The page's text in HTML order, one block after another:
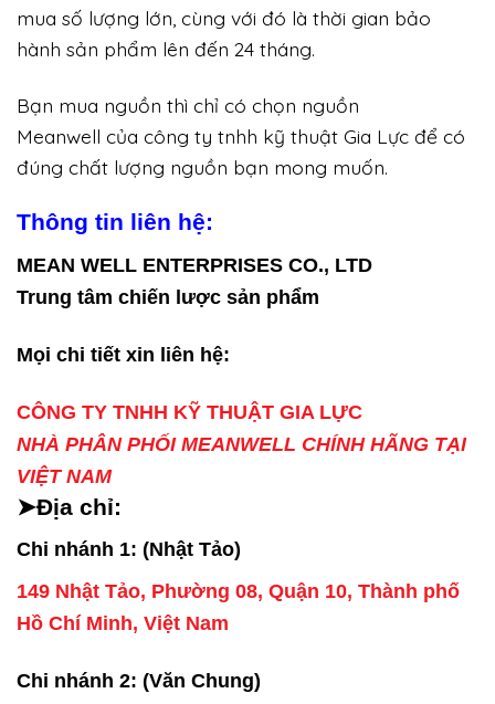
mua số lượng lớn, cùng với đó là thời gian bảo
hành sản phẩm lên đến 24 tháng.
Bạn mua nguồn thì chỉ có chọn nguồn
Meanwell của công ty tnhh kỹ thuật Gia Lực để có
đúng chất lượng nguồn bạn mong muốn.
Thông tin liên hệ:
MEAN WELL ENTERPRISES CO., LTD
Trung tâm chiến lược sản phẩm
Mọi chi tiết xin liên hệ:
CÔNG TY TNHH KỸ THUẬT GIA LỰC
NHÀ PHÂN PHỐI MEANWELL CHÍNH HÃNG TẠI
VIỆT NAM
➤Địa chỉ:
Chi nhánh 1: (Nhật Tảo)
149 Nhật Tảo, Phường 08, Quận 10, Thành phố
Hồ Chí Minh, Việt Nam
Chi nhánh 2: (Văn Chung)